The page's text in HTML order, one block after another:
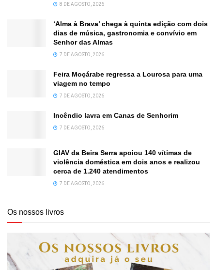
8 DE AGOSTO, 2026
‘Alma à Brava’ chega à quinta edição com dois
dias de música, gastronomia e convívio em
Senhor das Almas
7 DE AGOSTO, 2026
Feira Moçárabe regressa a Lourosa para uma
viagem no tempo
7 DE AGOSTO, 2026
Incêndio lavra em Canas de Senhorim
7 DE AGOSTO, 2026
GIAV da Beira Serra apoiou 140 vítimas de
violência doméstica em dois anos e realizou
cerca de 1.240 atendimentos
7 DE AGOSTO, 2026
Os nossos livros